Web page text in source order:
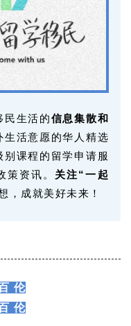
民生活的信息集散和
生活意愿的华人精选
别课程的留学申请服
策资讯。 关注“一起
，成就美好未来！
伦
伦